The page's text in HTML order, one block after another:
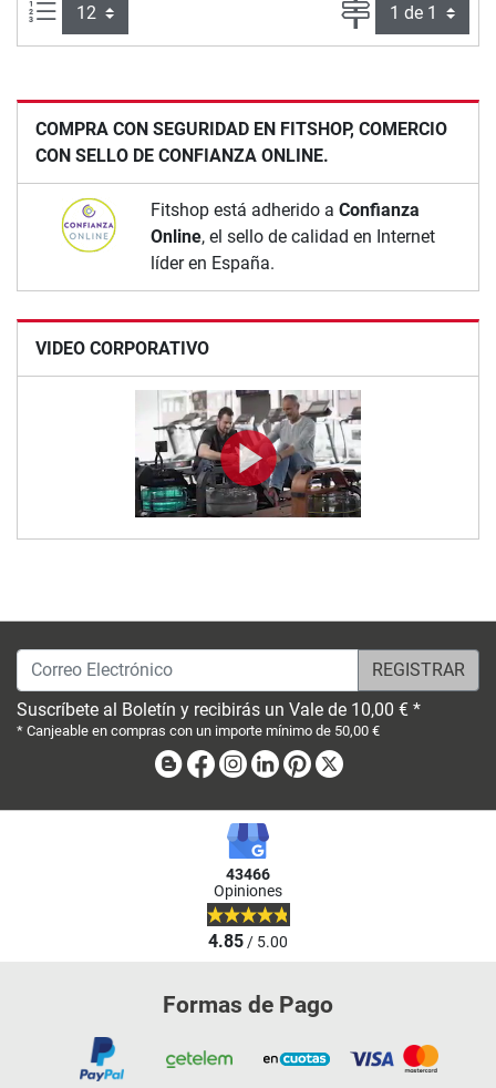
Artículos por página: Página
COMPRA CON SEGURIDAD EN FITSHOP, COMERCIO
CON SELLO DE CONFIANZA ONLINE.
Fitshop está adherido a Confianza
Online, el sello de calidad en Internet
líder en España.
VIDEO CORPORATIVO
Correo Electrónico
Suscríbete al Boletín y recibirás un Vale de 10,00 € *
* Canjeable en compras con un importe mínimo de 50,00 €
BlogFacebook
Instagram
LinkedinPinterest
43466
Opiniones
4.85/ 5.00
Formas de Pago